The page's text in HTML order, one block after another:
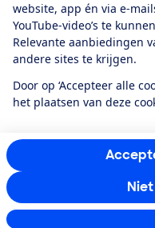
website, app én via e-
YouTube-video’s te
Relevante aanbiedingen
andere sites te krijgen.
Door op ‘Accepteer alle
het plaatsen van deze
Algemene
Cookiebeleid
RSS-
12.901consumenten